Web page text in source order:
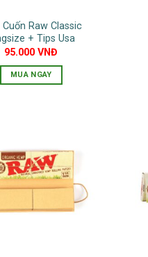
Cuốn Raw Classic
+ Tips Usa
95.000VNĐ
MUA NGAY